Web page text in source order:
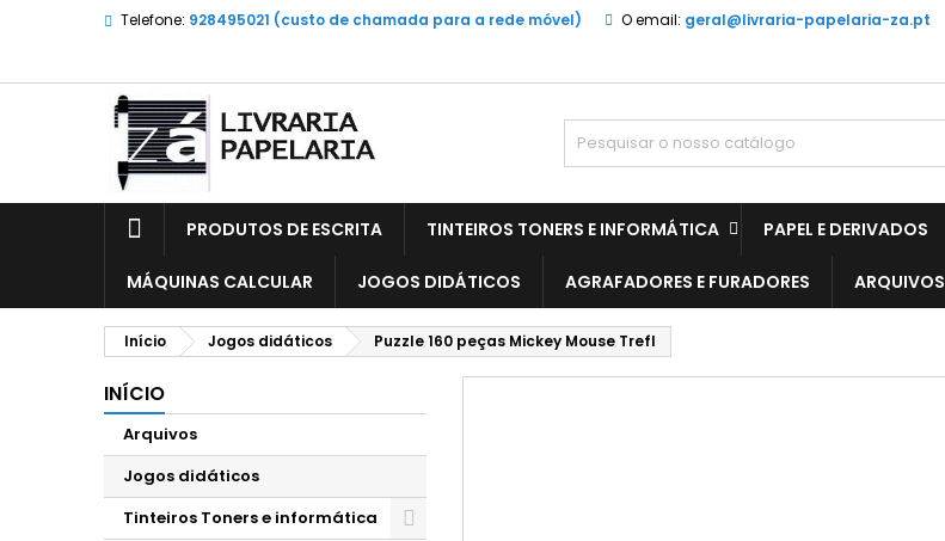
Telefone: 928495021 (custo de chamada para a rede móvel) O email: geral@livraria-papelaria-za.pt
PRODUTOS DE ESCRITA TINTEIROS TONERS E INFORMÁTICA PAPEL E DERIVADOS
MÁQUINAS CALCULAR JOGOS DIDÁTICOS AGRAFADORES E FURADORES ARQUIVOS
Início Jogos didáticos Puzzle 160 peças Mickey Mouse Trefl
INÍCIO
Arquivos
Jogos didáticos
Tinteiros Toners e informática